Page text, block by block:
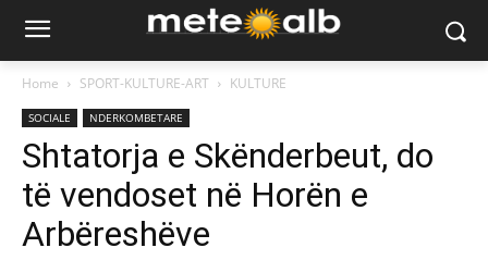
Home SPORT-KULTURE-ART KULTURE
SOCIALE NDERKOMBETARE
Shtatorja e Skënderbeut, do
të vendoset në Horën e
Arbëreshëve